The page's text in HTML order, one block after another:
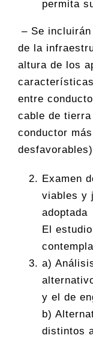
permita
– Se
de la
altura de los
entre
cable de
conductor
Examen
viables y
adoptada
El
a)
y el de
b)
distintos